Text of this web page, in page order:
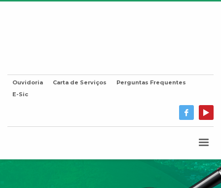
Ouvidoria Carta de Serviços
Perguntas Frequentes
E-Sic